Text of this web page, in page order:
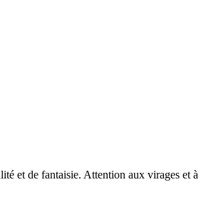
et de fantaisie. Attention aux virages et à